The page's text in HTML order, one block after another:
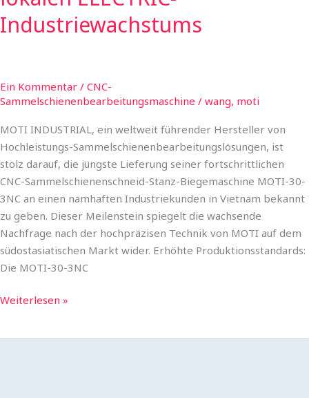
Industriewachstums
Ein Kommentar / CNC-
Sammelschienenbearbeitungsmaschine / wang, moti
MOTI INDUSTRIAL, ein weltweit führender Hersteller von
Hochleistungs-Sammelschienenbearbeitungslösungen, ist
stolz darauf, die jüngste Lieferung seiner fortschrittlichen
CNC-Sammelschienenschneid-Stanz-Biegemaschine MOTI-30-
3NC an einen namhaften Industriekunden in Vietnam bekannt
zu geben. Dieser Meilenstein spiegelt die wachsende
Nachfrage nach der hochpräzisen Technik von MOTI auf dem
südostasiatischen Markt wider. Erhöhte Produktionsstandards:
Die MOTI-30-3NC
Weiterlesen »